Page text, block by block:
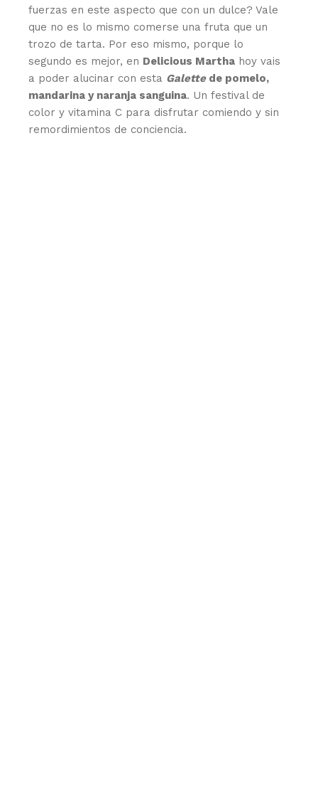
fuerzas en este aspecto que con un dulce? Vale
que no es lo mismo comerse una fruta que un
trozo de tarta. Por eso mismo, porque lo
segundo es mejor, en Delicious Martha hoy vais
a poder alucinar con esta Galette de pomelo,
mandarina y naranja sanguina. Un festival de
color y vitamina C para disfrutar comiendo y sin
remordimientos de conciencia.